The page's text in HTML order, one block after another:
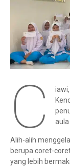
C
aula
Alih-alih
berupa coret-
yang lebih